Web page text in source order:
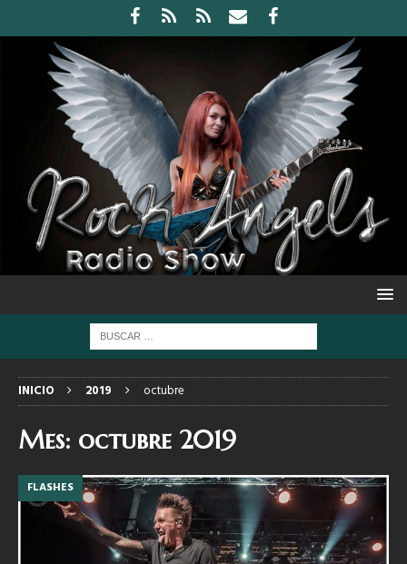
INICIO 2019 octubre
Mes: octubre 2019
FLASHES